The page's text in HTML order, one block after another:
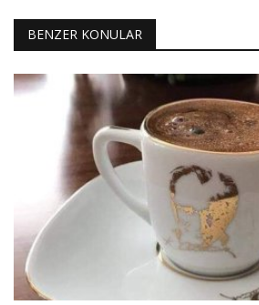
BENZER KONULAR